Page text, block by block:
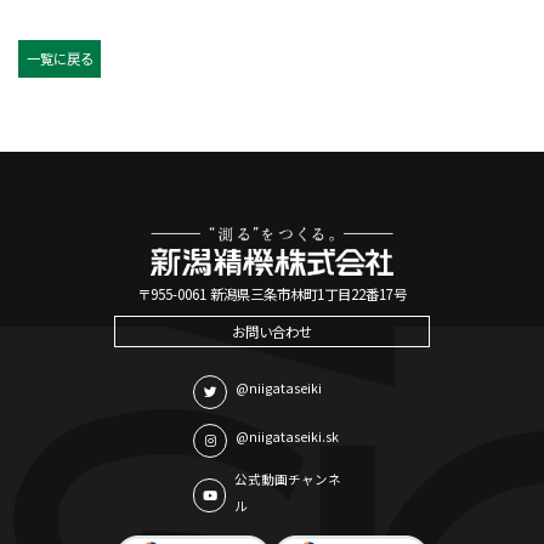
一覧に戻る
〒955-0061 新潟県三条市林町1丁目22番17号
お問い合わせ
@niigataseiki
@niigataseiki.sk
公式動画チャンネ
ル